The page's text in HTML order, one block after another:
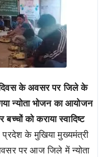
के अवसर पर जिले के
न्योता भोजन का आयोजन
को कराया स्वादिष्ट
के मुखिया मुख्यमंत्री
पर आज जिले में न्योता